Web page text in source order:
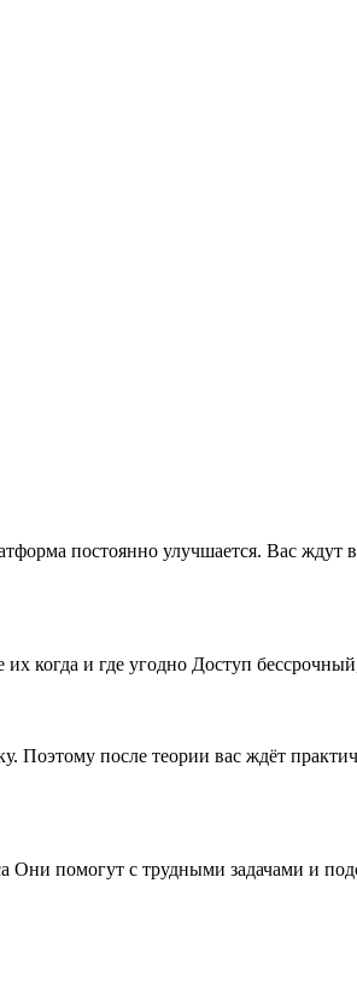
постоянно улучшается. Вас ждут
когда и где угодно Доступ
Поэтому после теории вас ждёт
Они помогут с трудными задачами и